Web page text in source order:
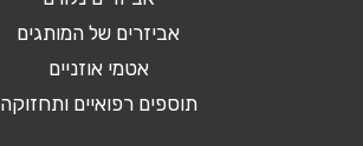
אביזרים של המותגים
אטמי אוזניים
תוספים רפואיים ותחזוקה